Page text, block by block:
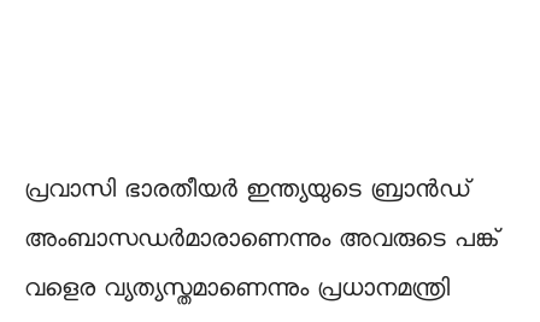
പ്രവാസി ഭാരതീയർ ഇന്ത്യയുടെ ബ്രാൻഡ്
അംബാസഡർമാരാണെന്നും അവരുടെ പങ്ക്
വളെര വ്യത്യസ്തമാണെന്നും പ്രധാനമന്ത്രി